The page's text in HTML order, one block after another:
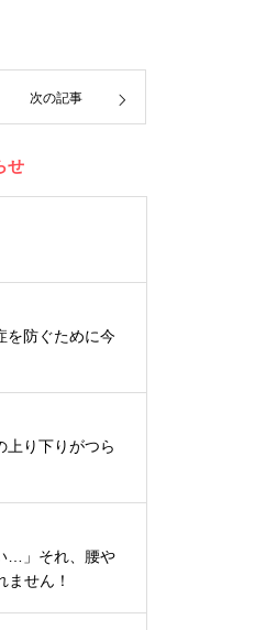
次の記事
せ
を防ぐために今
上り下りがつら
…」それ、腰や
せん！